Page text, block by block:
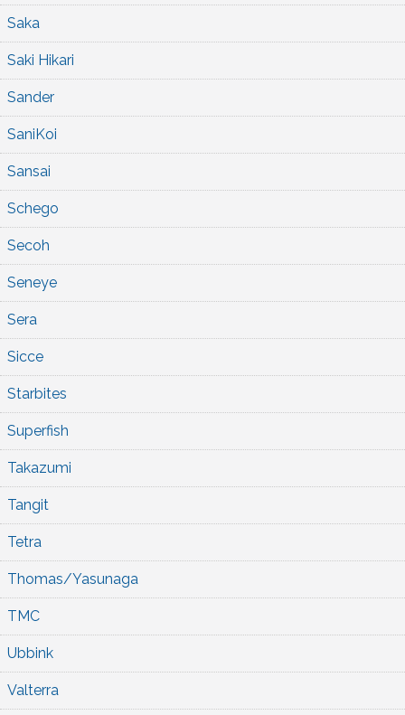
Saka
Saki Hikari
Sander
SaniKoi
Sansai
Schego
Secoh
Seneye
Sera
Sicce
Starbites
Superfish
Takazumi
Tangit
Tetra
Thomas/Yasunaga
TMC
Ubbink
Valterra